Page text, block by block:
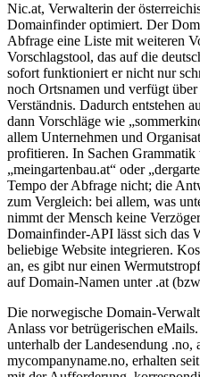
Nic.at, Verwalterin der
Domainfinder optimiert. Der
Abfrage eine Liste mit weiteren
Vorschlagstool, das auf die
sofort funktioniert er nicht nur
noch Ortsnamen und verfügt
Verständnis. Dadurch entstehen
dann Vorschläge wie
allem Unternehmen und
profitieren. In Sachen Grammatik
„meingartenbau.at“ oder
Tempo der Abfrage nicht; die
zum Vergleich: bei allem, was
nimmt der Mensch keine
Domainfinder-API lässt sich das
beliebige Website integrieren.
an, es gibt nur einen
auf Domain-Namen unter .at
Die norwegische Domain-
Anlass vor betrügerischen
unterhalb der Landesendung .no,
mycompanyname.no, erhalten